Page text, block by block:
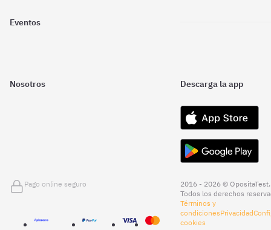
Eventos
Nosotros Descarga la app
Pago online seguro
2016 - 2026 © OpositaTest.
Todos los derechos
Términos y
condicionesPrivacidad
cookies